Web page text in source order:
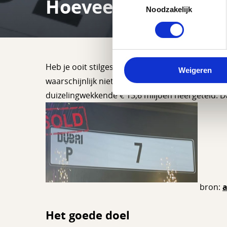
Noodzakelijk
Weigeren
Hoeveel geld kost
Heb je ooit stilgestaan dat iemand heel veel
waarschijnlijk niet, maar iemand in Dubai heeft
duizelingwekkende € 13,6 miljoen neergeteld.
bron:
Het goede doel